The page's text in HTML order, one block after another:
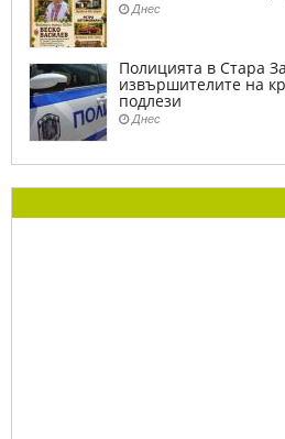
Днес
Полицията в Стара
извършителите на
подлези
Днес